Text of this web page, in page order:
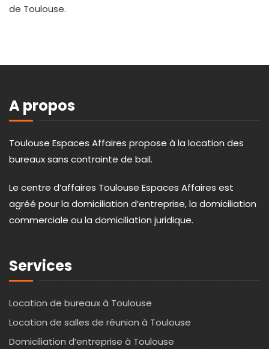
de Toulouse.
A propos
Toulouse Espaces Affaires propose à la location des
bureaux sans contrainte de bail.
Le centre d’affaires Toulouse Espaces Affaires est
agréé pour la domiciliation d’entreprise, la domiciliation
commerciale ou la domiciliation juridique.
Services
Location de bureaux à Toulouse
Location de salles de réunion à Toulouse
Domiciliation d’entreprise à Toulouse